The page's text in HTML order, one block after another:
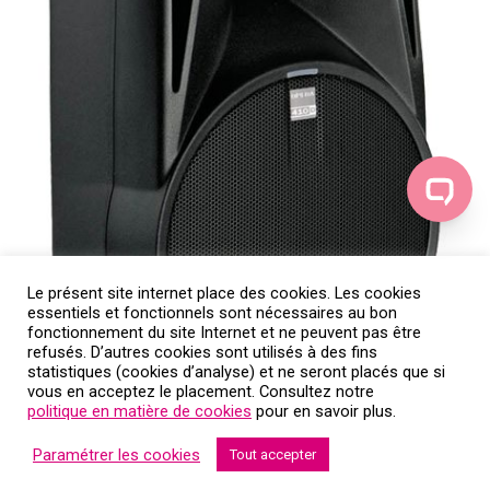
Le présent site internet place des cookies. Les cookies
essentiels et fonctionnels sont nécessaires au bon
fonctionnement du site Internet et ne peuvent pas être
refusés. D’autres cookies sont utilisés à des fins
statistiques (cookies d’analyse) et ne seront placés que si
vous en acceptez le placement. Consultez notre
politique en matière de cookies pour en savoir plus.
Paramétrer les cookies Tout accepter